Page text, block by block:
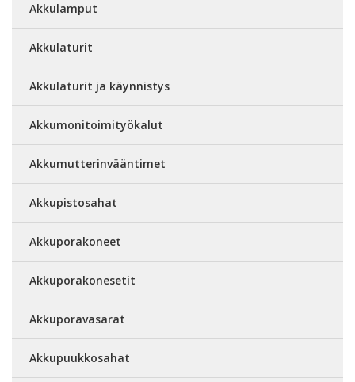
Akkulamput
Akkulaturit
Akkulaturit ja käynnistys
Akkumonitoimityökalut
Akkumutterinvääntimet
Akkupistosahat
Akkuporakoneet
Akkuporakonesetit
Akkuporavasarat
Akkupuukkosahat